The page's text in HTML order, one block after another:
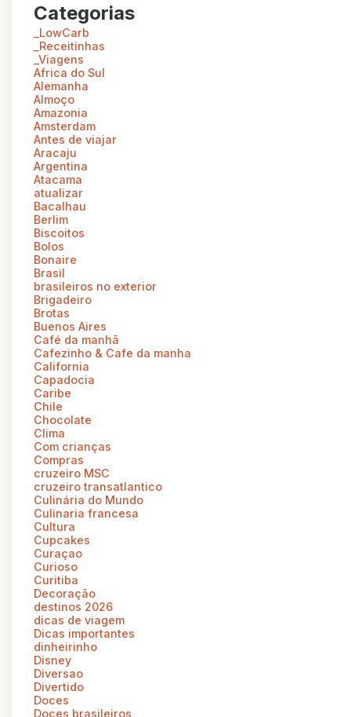
Categorias
_LowCarb
_Receitinhas
_Viagens
Africa do Sul
Alemanha
Almoço
Amazonia
Amsterdam
Antes de viajar
Aracaju
Argentina
Atacama
atualizar
Bacalhau
Berlim
Biscoitos
Bolos
Bonaire
Brasil
brasileiros no exterior
Brigadeiro
Brotas
Buenos Aires
Café da manhã
Cafezinho & Cafe da manha
California
Capadocia
Caribe
Chile
Chocolate
Clima
Com crianças
Compras
cruzeiro MSC
cruzeiro transatlantico
Culinária do Mundo
Culinaria francesa
Cultura
Cupcakes
Curaçao
Curioso
Curitiba
Decoração
destinos 2026
dicas de viagem
Dicas importantes
dinheirinho
Disney
Diversao
Divertido
Doces
Doces brasileiros